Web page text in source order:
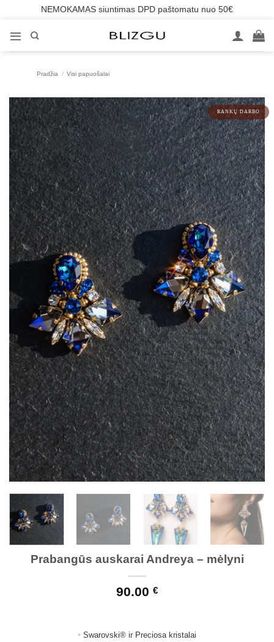
NEMOKAMAS siuntimas DPD paštomatu nuo 50€
content
Pradžia / Visi papuošalai
RANKŲ DARBO
Prabangūs auskarai Andreya – mėlyni
90.00 €
• Swarovski® ir Preciosa kristalai